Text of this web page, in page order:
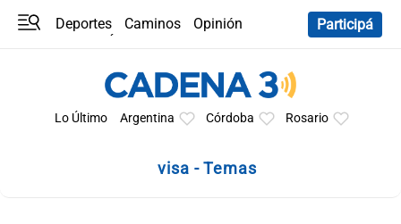
Deportes Caminos
Opinión
Participá
Lo Último Argentina Córdoba Rosario
visa - Temas